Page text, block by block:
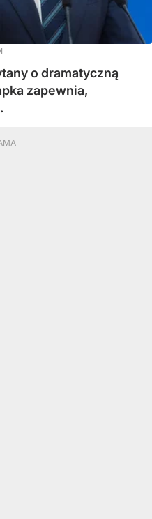
o dramatyczną
zapewnia,